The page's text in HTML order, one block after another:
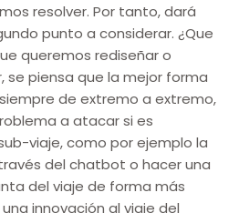
resolver. Por tanto, dará
punto a considerar. ¿Que
queremos rediseñar o
se piensa que la mejor forma
de extremo a extremo,
a atacar si es
viaje, como por ejemplo la
del chatbot o hacer una
del viaje de forma más
innovación al viaje del